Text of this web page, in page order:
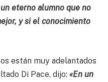
eterno alumno que no
y si el conocimiento
están muy adelantados
Di Pace, dijo: «En un